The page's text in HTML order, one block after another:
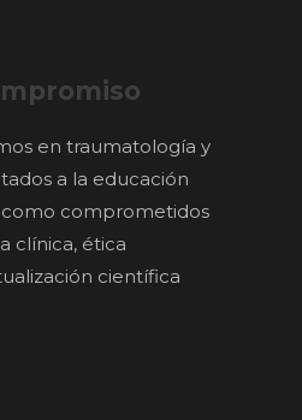
en traumatología y
a la educación
comprometidos
clínica, ética
científica